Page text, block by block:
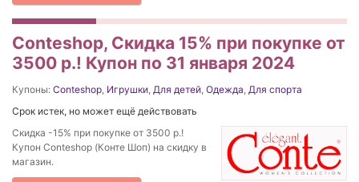
Conteshop, Скидка 15% при покупке от
3500 р.! Купон по 31 января 2024
Купоны: Conteshop Игрушки Для детей Одежда Для спорта
Срок истек, но может ещё действовать
Скидка -15% при покупке от 3500 р.!
Купон Conteshop (Конте Шоп) на скидку в
магазин.